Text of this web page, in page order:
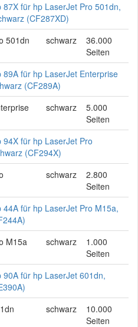
87X für hp LaserJet Pro 501dn,
(CF287XD)
501dn
schwarz
36.000
Seiten
89A für hp LaserJet Enterprise
(CF289A)
schwarz
5.000
Seiten
94X für hp LaserJet Pro
(CF294X)
schwarz
2.800
Seiten
44A für hp LaserJet Pro M15a,
M15a
schwarz
1.000
Seiten
90A für hp LaserJet 601dn,
schwarz
10.000
Seiten